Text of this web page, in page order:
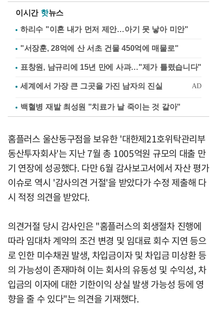
이시간 핫뉴스
하리수 "이혼 내가 먼저 제안…아기 못 낳아 미안"
"서장훈, 28억에 산 서초 건물 450억에 매물로"
표창원, 남규리에 15년 만에 사과…"제가 틀렸습니다"
백혈병 재발 최성원 "치료가 날 죽이는 것 같아"
홈플러스 울산동구점을 보유한 '대한제21호위탁관리부
동산투자회사'는 지난 7월 총 1005억원 규모의 대출 만
기 연장에 성공했다. 다만 6월 감사보고서에서 자산 평가
이슈로 역시 '감사의견 거절'을 받았다가 수정 제출해 다
시 적정 의견을 받았다.
의견거절 당시 감사인은 "홈플러스의 회생절차 진행에
따라 임대차 계약의 조건 변경 및 임대료 회수 지연 등으
로 인한 미수채권 발생, 차입금이자 및 차입금 미상환 등
의 가능성이 존재마혀 이는 회사의 유동성 및 수익성, 차
입금의 이자에 대한 기한이익 상실 발생 가능성 등에 영
향을 줄 수 있다"는 의견을 기재했다.